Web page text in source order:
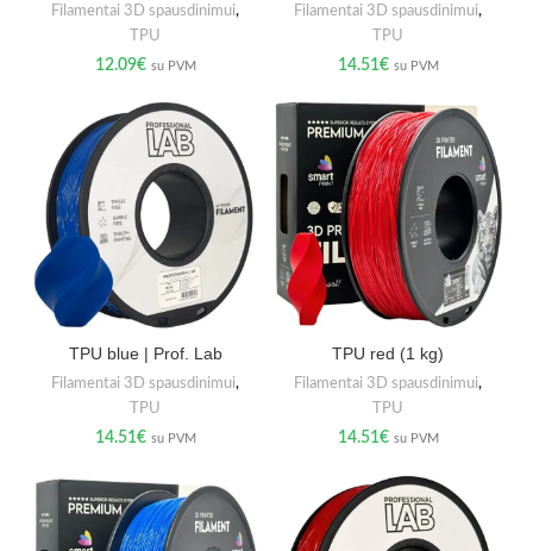
Filamentai 3D spausdinimui,
TPU
12.09€ su PVM
Filamentai 3D spausdinimui,
TPU
14.51€ su PVM
TPU blue | Prof. Lab
Filamentai 3D spausdinimui,
TPU
14.51€ su PVM
TPU red (1 kg)
Filamentai 3D spausdinimui,
TPU
14.51€ su PVM